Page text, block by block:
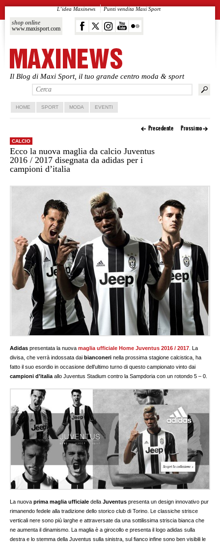
Il Blog di Maxi Sport, il tuo grande centro moda & sport
shop online
www.maxisport.com
L’idea Maxinews Punti vendita Maxi Sport
Vai al contenuto principale
Vai al contenuto secondario
HOME SPORT MODA EVENTI
Precedente Prossimo
CALCIO
Ecco la nuova maglia da calcio Juventus
2016 / 2017 disegnata da adidas per i
campioni d’italia
Adidas presentata la nuovamaglia ufficiale Home Juventus 2016 / 2017 . La
divisa, che verrà indossata daibianconeri nella prossima stagione calcistica, ha
fatto il suo esordio in occasione dell’ultimo turno di questo campionato vinto dai
campioni d’italia allo Juventus Stadium contro la Sampdoria con un rotondo 5 – 0.
La nuovaprima maglia ufficiale dellaJuventus presenta un design innovativo pur
rimanendo fedele alla tradizione dello storico club di Torino. Le classiche strisce
verticali nere sono più larghe e attraversate da una sottilissima striscia bianca che
ne aumenta il dinamismo. La maglia è a girocollo e presenta il logo adidas sulla
destra e lo stemma della Juventus sulla sinistra, sul fianco infine sono ben visibili le